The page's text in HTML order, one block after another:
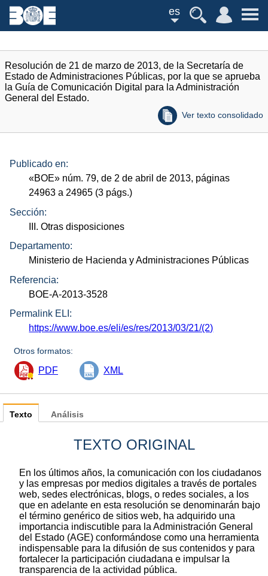
es
Resolución de 21 de marzo de 2013, de la Secretaría de
Estado de Administraciones Públicas, por la que se aprueba
la Guía de Comunicación Digital para la Administración
General del Estado.
Ver texto consolidado
Publicado en:
«BOE» núm. 79, de 2 de abril de 2013, páginas
24963 a 24965 (3 págs.)
Sección:
III. Otras disposiciones
Departamento:
Ministerio de Hacienda y Administraciones Públicas
Referencia:
BOE-A-2013-3528
Permalink ELI:
https://www.boe.es/eli/es/res/2013/03/21/(2)
Otros formatos:
PDF XML
Texto
TEXTO ORIGINAL
En los últimos años, la comunicación con los ciudadanos
y las empresas por medios digitales a través de portales
web, sedes electrónicas, blogs, o redes sociales, a los
que en adelante en esta resolución se denominarán bajo
el término genérico de sitios web, ha adquirido una
importancia indiscutible para la Administración General
del Estado (AGE) conformándose como una herramienta
indispensable para la difusión de sus contenidos y para
fortalecer la participación ciudadana e impulsar la
transparencia de la actividad pública.
Análisis